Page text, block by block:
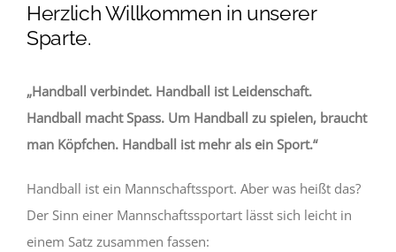
Herzlich Willkommen in unserer
Sparte.
„Handball verbindet. Handball ist Leidenschaft.
Handball macht Spass. Um Handball zu spielen, braucht
man Köpfchen. Handball ist mehr als ein Sport.“
Handball ist ein Mannschaftssport. Aber was heißt das?
Der Sinn einer Mannschaftssportart lässt sich leicht in
einem Satz zusammen fassen: